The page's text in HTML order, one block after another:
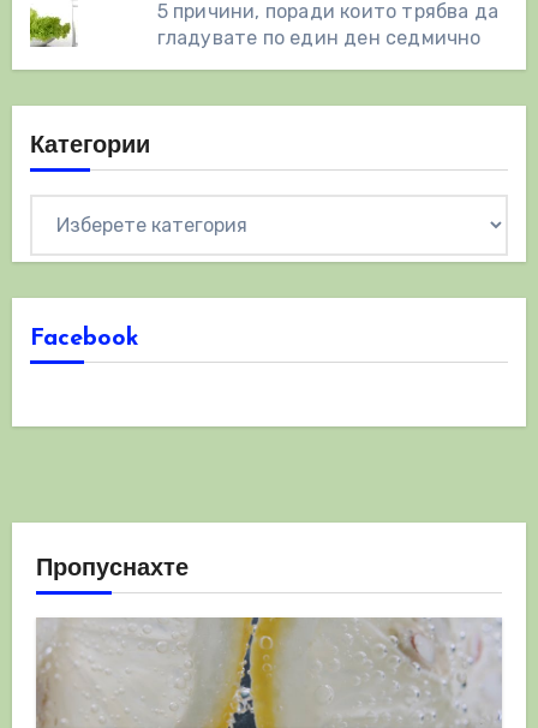
5 причини, поради които трябва да
гладувате по един ден седмично
Категории
Facebook
Пропуснахте